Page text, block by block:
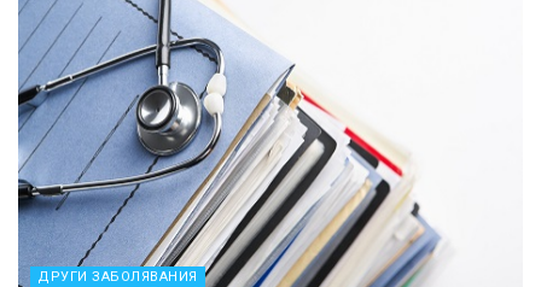
ДРУГИ ЗАБОЛЯВАНИЯ